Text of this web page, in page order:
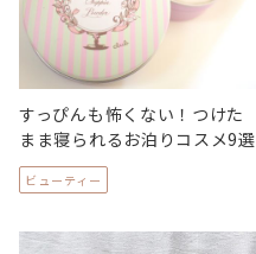
すっぴんも怖くない！つけた
まま寝られるお泊りコスメ9選
ビューティー